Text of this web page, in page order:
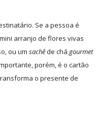
Se a pessoa é
arranjo de flores vivas
ou um sachêde chá gourmet
porém, é o cartão
o presente de